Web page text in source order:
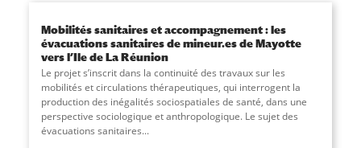
Mobilités sanitaires et accompagnement : les
évacuations sanitaires de mineur.es de Mayotte
vers l’Ile de La Réunion
Le projet s’inscrit dans la continuité des travaux sur les
mobilités et circulations thérapeutiques, qui interrogent la
production des inégalités sociospatiales de santé, dans une
perspective sociologique et anthropologique. Le sujet des
évacuations sanitaires...